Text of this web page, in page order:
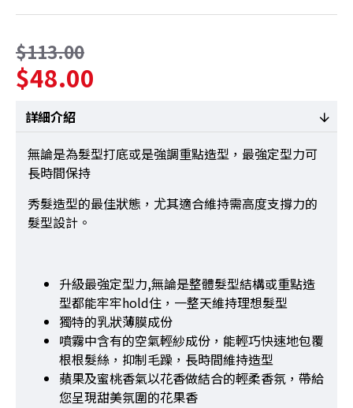
$48.00
$113.00
詳細介紹
無論是為髮型打底或是強調重點造型，最強定型力可
長時間保持
秀髮造型的最佳狀態，尤其適合維持需高度支撐力的
髮型設計。
升級最強定型力,無論是整體髮型結構或重點造
型都能牢牢hold住，一整天維持理想髮型
獨特的乳狀薄膜成份
噴霧中含有的空氣輕紗成份，能輕巧快速地包覆
根根髮絲，抑制毛躁，長時間維持造型
蘋果及蜜桃香氣以花香做結合的輕柔香氛，帶給
您呈現甜美氛圍的花果香